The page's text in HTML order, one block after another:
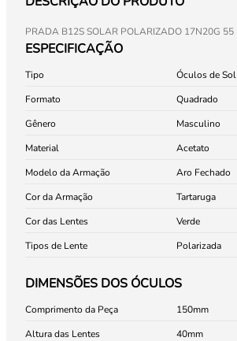
PRADA B12S SOLAR POLARIZADO 17N20G 55
ESPECIFICAÇÃO
Tipo
Óculos de Sol
Formato
Quadrado
Gênero
Masculino
Material
Acetato
Modelo da Armação
Aro Fechado
Cor da Armação
Tartaruga
Cor das Lentes
Verde
Tipos de Lente
Polarizada
DIMENSÕES DOS ÓCULOS
Comprimento da Peça
150
Altura das Lentes
40